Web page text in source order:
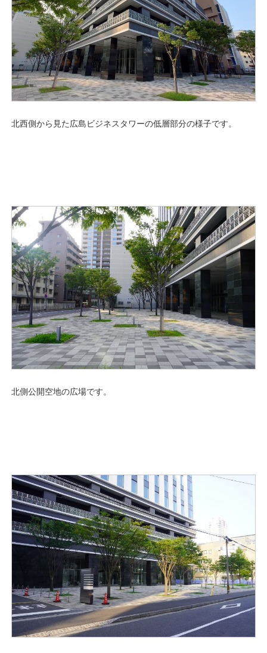
北西側から見た広島ビジネスタワーの低層部分の様子です。
北側公開空地の広場です。